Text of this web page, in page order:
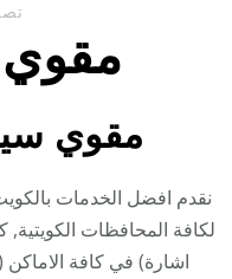
مقوي
نقدم افضل الخدمات
لكافة المحافظات
اشارة) في كافة